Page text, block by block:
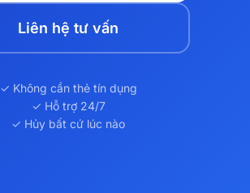
Liên hệ tư vấn
✓ Không cần thẻ tín dụng
✓ Hỗ trợ 24/7
✓ Hủy bất cứ lúc nào